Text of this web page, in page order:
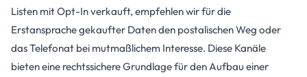
Listen mit Opt-In verkauft, empfehlen wir für die
Erstansprache gekaufter Daten den postalischen Weg oder
das Telefonat bei mutmaßlichem Interesse. Diese Kanäle
bieten eine rechtssichere Grundlage für den Aufbau einer